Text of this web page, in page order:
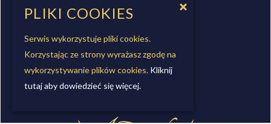
- kontakt
OBSERWUJ NAS
PLIKI COOKIES
Serwis wykorzystuje pliki cookies.
Korzystając ze strony wyrażasz zgodę na
wykorzystywanie plików cookies. Kliknij
tutaj aby dowiedzieć się więcej.